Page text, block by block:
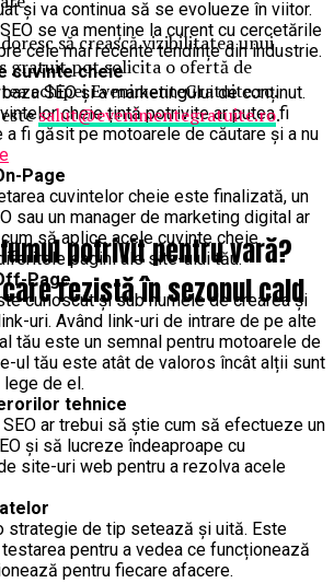
și va continua să se evolueze în viitor.
se va menține la curent cu cercetările
cele mai recente tendințe din industrie.
cuvinte cheie
SEO și a marketingului de conținut.
cheie țintă potrivite ar putea fi
a fi găsit pe motoarele de căutare și a nu
Page
cuvintelor cheie este finalizată, un
sau un manager de marketing digital ar
să aplice acele cuvinte cheie
pagini ale site-ului tău.
Page
cunoscut și sub numele de crearea și
uri. Având link-uri de intrare de pe alte
tău este un semnal pentru motoarele de
ul tău este atât de valoros încât alții sunt
de el.
tehnice
ar trebui să știe cum să efectueze un
și să lucreze îndeaproape cu
site-uri web pentru a rezolva acele
strategie de tip setează și uită. Este
pentru a vedea ce funcționează
pentru fiecare afacere.
să crească vizibilitatea unui
gratuit pot solicita o ofertă de
echipei EvenimenteGratuite.ro.
salut@evenimentegratuite.ro.
potrivit pentru vară?
rezistă în sezonul cald